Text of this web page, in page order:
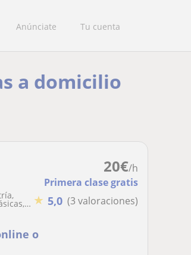
Anúnciate Tu cuenta
a domicilio
20€/h
Primera clase gratis
★ 5,0 (3 valoraciones)
o